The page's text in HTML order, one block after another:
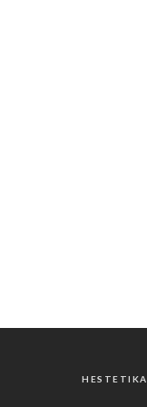
HESTETIKA